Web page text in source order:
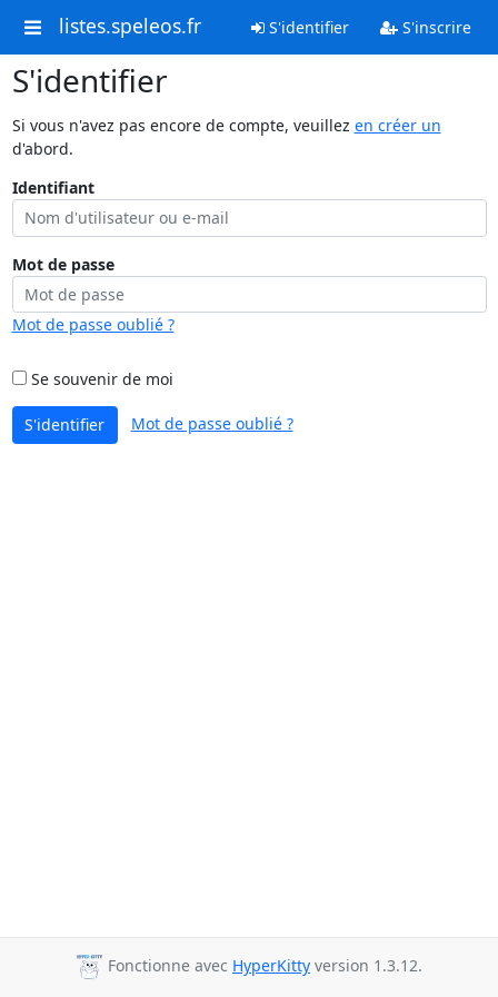
listes.speleos.fr S'identifier S'inscrire
S'identifier
Si vous n'avez pas encore de compte, veuillez en créer un
d'abord.
Identifiant
Mot de passe
Mot de passe oublié ?
Se souvenir de moi
S'identifier Mot de passe oublié ?
Fonctionne avec HyperKitty version 1.3.12.